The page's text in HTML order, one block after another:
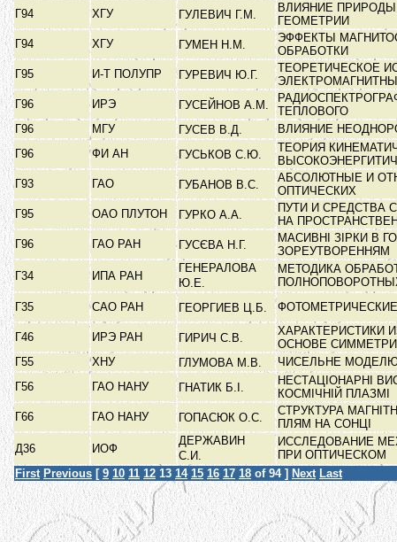
Г94 ХГУ ГУЛЕВИЧ Г.М.
ВЛИЯНИЕ
ГЕОМЕТРИИ
Г94 ХГУ ГУМЕН Н.М.
ЭФФЕКТЫ
ОБРАБОТКИ
Г95 И-Т ПОЛУПР ГУРЕВИЧ Ю.Г.
ТЕОРЕТИЧЕСКОЕ
Г96 ИРЭ ГУСЕЙНОВ А.М.
ТЕПЛОВОГО
Г96
МГУ ГУСЕВ В.Д. ВЛИЯНИЕ
Г96
ФИ АН ГУСЬКОВ С.Ю.
ТЕОРИЯ
Г93 ГАО ГУБАНОВ В.С.
АБСОЛЮТНЫЕ И
ОПТИЧЕСКИХ
Г95 ОАО ПЛУТОН ГУРКО А.А.
ПУТИ И СРЕДСТВА
НА
Г96 ГАО РАН ГУСЄВА Н.Г.
МАСИВНІ ЗІРКИ В
ЗОРЕУТВОРЕННЯМ
Г34 ИПА РАН
ГЕНЕРАЛОВА
Ю.Е.
МЕТОДИКА
Г35 САО РАН ГЕОРГИЕВ Ц.Б.
Г46 ИРЭ РАН ГИРИЧ С.В.
ХАРАКТЕРИСТИКИ
ОСНОВЕ
Г55
ХНУ ГЛУМОВА М.В. ЧИСЕЛЬНЕ
Г56
ГАО НАНУ ГНАТИК Б.І.
НЕСТАЦІОНАРНІ
КОСМІЧНІЙ ПЛАЗМІ
Г66 ГАО НАНУ ГОПАСЮК О.С.
СТРУКТУРА
ПЛЯМ НА СОНЦІ
Д36 ИОФ
ДЕРЖАВИН
С.И.
ИССЛЕДОВАНИЕ
ПРИ ОПТИЧЕСКОМ
First Previous [ 9 10 11 12 13 14 15 16 17 18 of 94 ] Next Last